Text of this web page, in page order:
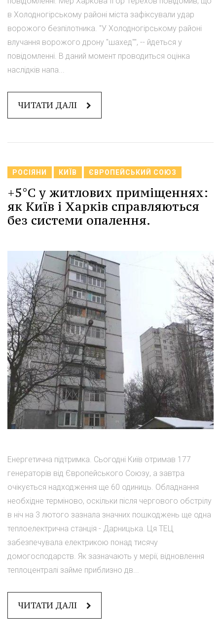
в Холодногірському районі міста зафіксували удар
ворожого безпілотника. "У Холодногірському районі
влучання ворожого дрону "шахед"", -- йдеться у
повідомленні. В даний момент проводиться оцінка
наслідків напа...
ЧИТАТИ ДАЛІ
РОСІЯНИ КИЇВ ЄВРОПЕЙСЬКИЙ СОЮЗ
+5°C у житлових приміщеннях:
як Київ і Харків справляються
без системи опалення.
Енергетична підтримка. Сьогодні Київ отримав 177
генераторів від Європейського Союзу, а завтра
очікується надходження ще 60 одиниць. Обладнання
необхідне терміново, оскільки після чергового обстрілу
в ніч на 3 лютого зазнала значних пошкоджень ще одна
теплоелектрична станція - Дарницька. Ця ТЕЦ
забезпечувала електрикою понад тисячу
домогосподарств. Як зазначають у мерії, відновлення
теплоцентралі займе приблизно дв...
ЧИТАТИ ДАЛІ